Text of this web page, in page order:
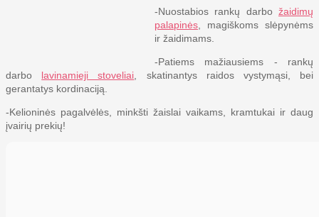
-Nuostabios rankų darbo žaidimų
palapinės , magiškoms slėpynėms
ir žaidimams.
-Patiems mažiausiems - rankų
darbo lavinamieji stoveliai , skatinantys raidos vystymąsi, bei
gerantatys kordinaciją.
-Kelioninės pagalvėlės, minkšti žaislai vaikams, kramtukai ir daug
įvairių prekių!